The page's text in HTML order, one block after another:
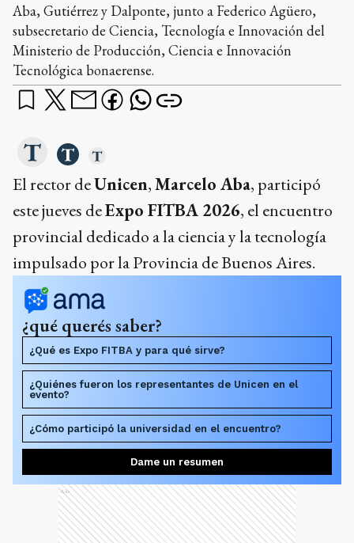
Aba, Gutiérrez y Dalponte, junto a Federico Agüero,
subsecretario de Ciencia, Tecnología e Innovación del
Ministerio de Producción, Ciencia e Innovación
Tecnológica bonaerense.
El rector deUnicen,Marcelo Aba, participó
este jueves deExpo FITBA 2026, el encuentro
provincial dedicado a la ciencia y la tecnología
impulsado por la Provincia de Buenos Aires.
¿qué querés saber?
¿Qué es Expo FITBA y para qué sirve?
¿Quiénes fueron los representantes de Unicen en el
evento?
¿Cómo participó la universidad en el encuentro?
Dame un resumen
Ads